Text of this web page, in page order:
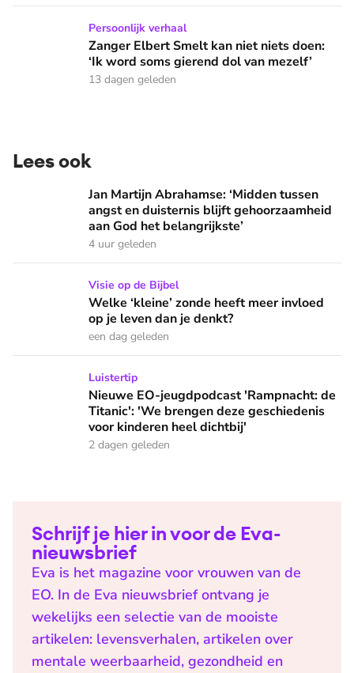
Zanger Elbert Smelt kan niet niets doen: ‘Ik word soms
Persoonlijk verhaal
Zanger Elbert Smelt kan niet niets doen:
‘Ik word soms gierend dol van mezelf’
13 dagen geleden
Lees ook
Jan Martijn Abrahamse: ‘Midden tussen angst en
Jan Martijn Abrahamse: ‘Midden tussen
angst en duisternis blijft gehoorzaamheid
aan God het belangrijkste’
4 uur geleden
Welke ‘kleine’ zonde heeft meer invloed op je leven dan je
Visie op de Bijbel
Welke ‘kleine’ zonde heeft meer invloed
op je leven dan je denkt?
een dag geleden
Nieuwe EO-jeugdpodcast 'Rampnacht: de Titanic': 'We
Luistertip
Nieuwe EO-jeugdpodcast 'Rampnacht: de
Titanic': 'We brengen deze geschiedenis
voor kinderen heel dichtbij'
2 dagen geleden
Schrijf je hier in voor de Eva-
nieuwsbrief
Eva is het magazine voor vrouwen van de
EO. In de Eva nieuwsbrief ontvang je
wekelijks een selectie van de mooiste
artikelen: levensverhalen, artikelen over
mentale weerbaarheid, gezondheid en